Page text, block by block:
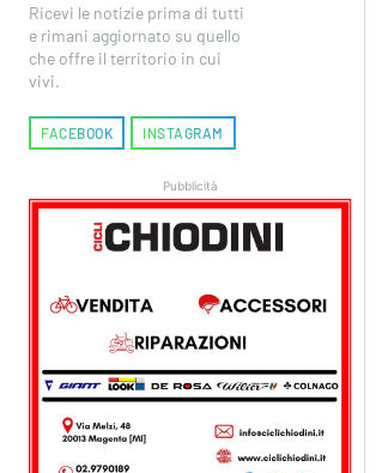
Ricevi le notizie prima di tutti
e rimani aggiornato su quello
che offre il territorio in cui
vivi.
FACEBOOK INSTAGRAM
Pubblicità